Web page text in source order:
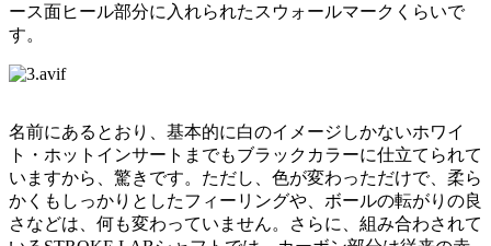
ース面ヒール部分に入れられたスウォールマークくらいで
す。
名前にあるとおり、基本的に白のイメージしかないホワイ
ト・ホットインサートまでもブラックカラーに仕立てられて
いますから、驚きです。ただし、色が変わっただけで、柔ら
かくもしっかりとしたフィーリングや、ボールの転がりの良
さなどは、何も変わっていません。さらに、組み合わされて